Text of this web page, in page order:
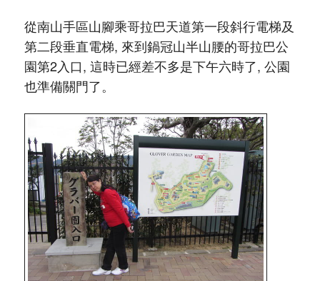
從南山手區山腳乘哥拉巴天道第一段斜行電梯及
第二段垂直電梯, 來到鍋冠山半山腰的哥拉巴公
園第2入口, 這時已經差不多是下午六時了, 公園
也準備關門了。